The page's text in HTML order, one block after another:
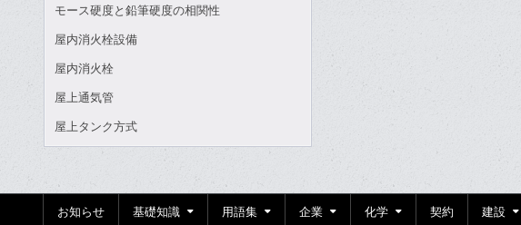
モース硬度と鉛筆硬度の相関性
屋内消火栓設備
屋内消火栓
屋上通気管
屋上タンク方式
お知らせ 基礎知識 用語集 企業 化学 契約 建設